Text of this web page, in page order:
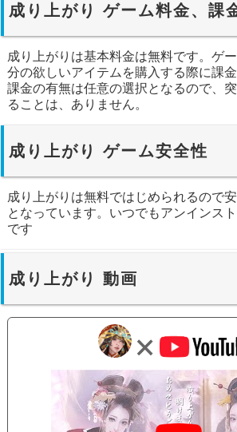
成り上がり ゲーム料金、課
成り上がりは基本料金は無料です。ゲ
分の欲しいアイテムを購入する際に課
課金の有無は任意の選択となるので、
ることは、ありません。
成り上がり ゲーム安全性
成り上がりは無料ではじめられるので
となっています。いつでもアンインス
です
成り上がり 動画